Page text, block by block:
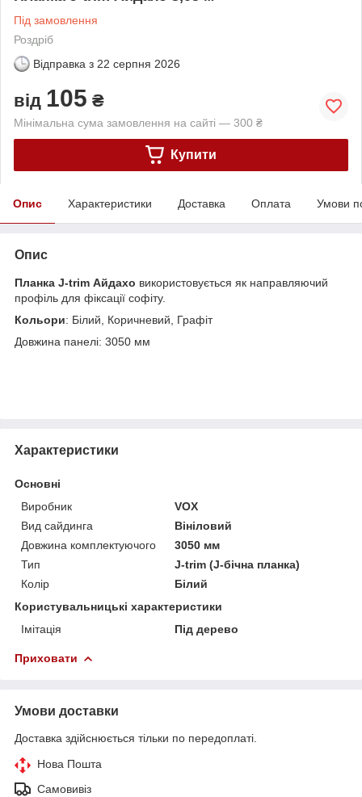
Під замовлення
Роздріб
Відправка з 22 серпня 2026
від 105 ₴
Мінімальна сума замовлення на сайті — 300 ₴
Купити
Опис Характеристики Доставка Оплата Умови
Опис
Планка J-trim Айдахо використовується як направляючий
профіль для фіксації софіту.
Кольори: Білий, Коричневий, Графіт
Довжина панелі: 3050 мм
Характеристики
Основні
Виробник
VOX
Вид сайдинга
Вініловий
Довжина комплектуючого
3050 мм
Тип
J-trim (J-бічна планка)
Колір
Білий
Користувальницькі характеристики
Імітація
Під дерево
Приховати
Умови доставки
Доставка здійснюється тільки по передоплаті.
Нова Пошта
Самовивіз